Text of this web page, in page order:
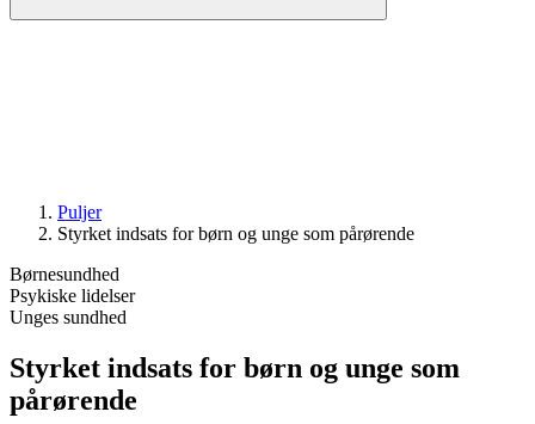
Puljer
Styrket indsats for børn og unge som pårørende
Børnesundhed
Psykiske lidelser
Unges sundhed
Styrket indsats for børn og unge som
pårørende